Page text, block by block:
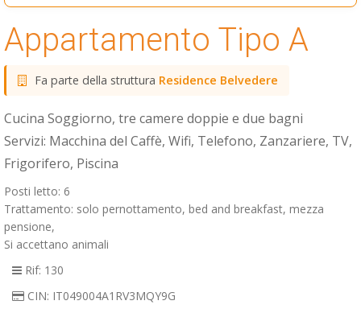
Appartamento Tipo A
Fa parte della struttura Residence Belvedere
Cucina Soggiorno, tre camere doppie e due bagni
Servizi: Macchina del Caffè, Wifi, Telefono, Zanzariere, TV,
Frigorifero, Piscina
Posti letto: 6
Trattamento: solo pernottamento, bed and breakfast, mezza
pensione,
Si accettano animali
Rif: 130
CIN: IT049004A1RV3MQY9G